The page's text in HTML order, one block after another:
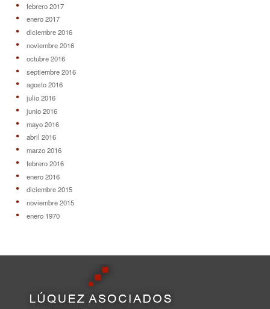
febrero 2017
enero 2017
diciembre 2016
noviembre 2016
octubre 2016
septiembre 2016
agosto 2016
julio 2016
junio 2016
mayo 2016
abril 2016
marzo 2016
febrero 2016
enero 2016
diciembre 2015
noviembre 2015
enero 1970